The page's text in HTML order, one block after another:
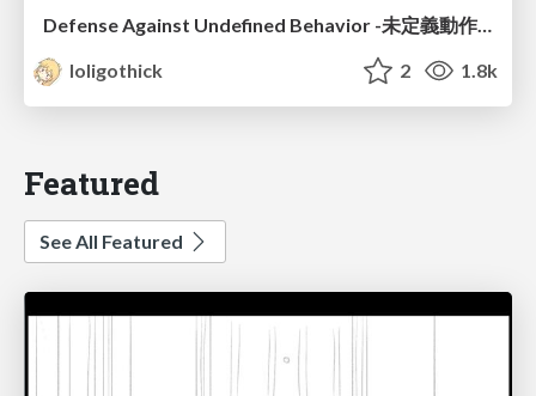
Defense Against Undefined Behavior -未定義動作に対する防衛術-
loligothick
2 1.8k
Featured
See All Featured